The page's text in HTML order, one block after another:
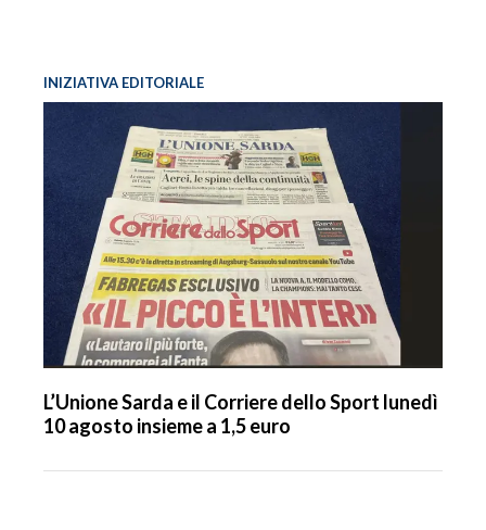
INIZIATIVA EDITORIALE
L’Unione Sarda e il Corriere dello Sport lunedì
10 agosto insieme a 1,5 euro